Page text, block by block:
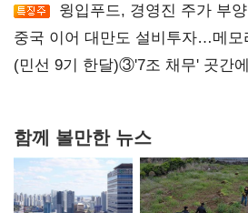
윙입푸드, 경영진 주가 부
중국 이어 대만도 설비투자…메모
(민선 9기 한달)③'7조 채무' 곳간
함께 볼만한 뉴스